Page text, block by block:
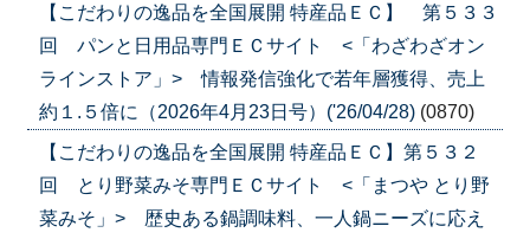
【こだわりの逸品を全国展開 特産品ＥＣ】 第５３３
回 パンと日用品専門ＥＣサイト <「わざわざオン
ラインストア」> 情報発信強化で若年層獲得、売上
約１.５倍に（2026年4月23日号）('26/04/28) (0870)
【こだわりの逸品を全国展開 特産品ＥＣ】第５３２
回 とり野菜みそ専門ＥＣサイト <「まつや とり野
菜みそ」> 歴史ある鍋調味料、一人鍋ニーズに応え